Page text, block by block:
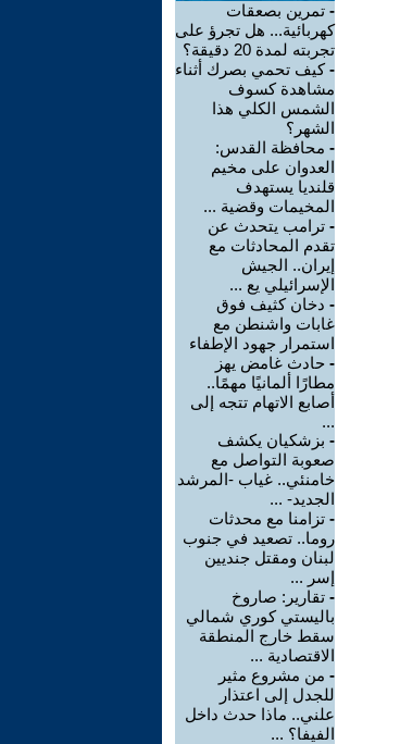
- تمرين بصعقات
كهربائية... هل تجرؤ على
تجربته لمدة 20 دقيقة؟
-كيف تحمي بصرك أثناء
مشاهدة كسوف
الشمس الكلي هذا
الشهر؟
- محافظة القدس:
العدوان على مخيم
قلنديا يستهدف
المخيمات وقضية ...
- ترامب يتحدث عن
تقدم المحادثات مع
إيران.. الجيش
الإسرائيلي يع ...
- دخان كثيف فوق
غابات واشنطن مع
استمرار جهود الإطفاء
- حادث غامض يهز
مطارًا ألمانيًا مهمًا..
أصابع الاتهام تتجه إلى
...
- بزشكيان يكشف
صعوبة التواصل مع
خامنئي.. غياب -المرشد
الجديد- ...
- تزامنا مع محدثات
روما.. تصعيد في جنوب
لبنان ومقتل جنديين
إسر ...
- تقارير: صاروخ
باليستي كوري شمالي
سقط خارج المنطقة
الاقتصادية ...
- من مشروع مثير
للجدل إلى اعتذار
علني.. ماذا حدث داخل
الفيفا؟ ...